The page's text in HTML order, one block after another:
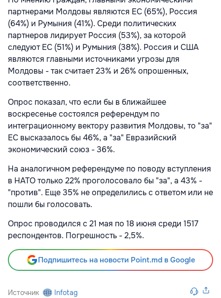
партнерами Молдовы являются ЕС (65%), Россия
(64%) и Румыния (41%). Среди политических
партнеров лидирует Россия (53%), за которой
следуют ЕС (51%) и Румыния (38%). Россия и США
являются главными источниками угрозы для
Молдовы - так считает 23% и 26% опрошенных,
соответственно.
Опрос показал, что если бы в ближайшее
воскресенье состоялся референдум по
интеграционному вектору развития Молдовы, то "за"
ЕС высказалось бы 46%, а "за" Евразийский
экономический союз - 36%.
На аналогичном референдуме по поводу вступления
в НАТО только 22% проголосовало бы "за", а 43% -
"против". Еще 35% не определились с ответом или не
пошли бы голосовать.
Опрос проводился с 21 мая по 18 июня среди 1517
респондентов. Погрешность - 2,5%.
Подпишитесь на новости Point.md в Google
Источник Infotag